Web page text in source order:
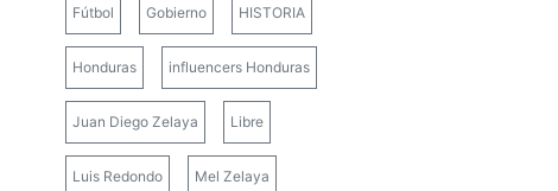
Fútbol Gobierno HISTORIA
Honduras influencers Honduras
Juan Diego Zelaya Libre
Luis Redondo Mel Zelaya